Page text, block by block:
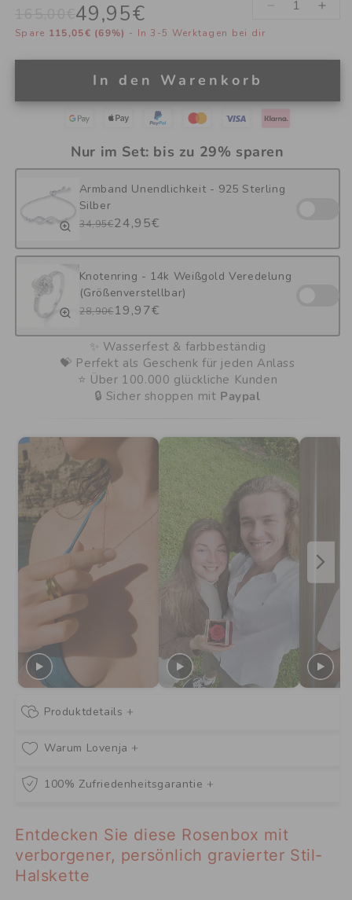
Preis
Verkaufspreis49,95€
Spare 115,05€ (69%) - In 3-5 Werktagen bei dir
Verringere
für
Halskette
für
In den Warenkorb
Nur im Set: bis zu 29% sparen
Armband Unendlichkeit - 925 Sterling
Silber
Normaler
34,95€
Verkaufspreis
24,95€
Knotenring - 14k Weißgold Veredelung
(Größenverstellbar)
Normaler
28,90€
Verkaufspreis
19,97€
✨ Wasserfest & farbbeständig
💝 Perfekt als Geschenk für jeden Anlass
⭐ Über 100.000 glückliche Kunden
🔒 Sicher shoppen mit Paypal
Produktdetails
Warum Lovenja
100% Zufriedenheitsgarantie
Entdecken Sie diese Rosenbox mit
verborgener, persönlich gravierter Stil-
Halskette